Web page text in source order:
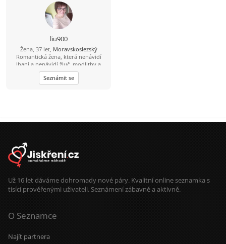
liu900
Žena, 37 let, Moravskoslezský
Romantická žena, která nenávidí
lhaní a nenávidí žluč, modlitby a
strach z Boha, tichá a láskyplná,
hledá stabilitu a šťastný život.
Seznámit se
Už 16 let dáváme dohromady nové páry. Kvalitní online seznamka s
tisíci prověřenými uživateli. Seznámení zábavně a aktivně.
O Seznamce
Najít partnera